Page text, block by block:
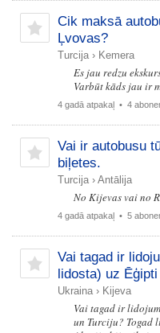
Cik maksā
Ļvovas?
Turcija › Kemera
Es jau redzu
Varbūt kāds jau ir
4 gadā atpakaļ • 4
Vai ir autobusu
biļetes.
Turcija › Antālija
No Kijevas vai no
4 gadā atpakaļ • 5
Vai tagad ir
lidosta) uz
Ukraina › Kijeva
Vai tagad ir
un Turciju? Togad